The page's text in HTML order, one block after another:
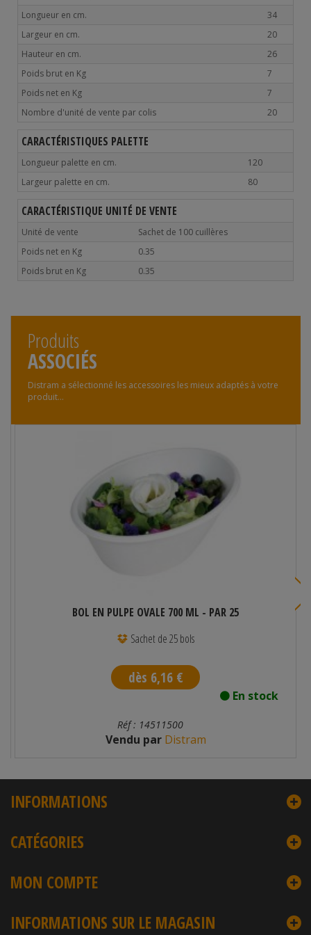
Longueur en cm.
34
Largeur en cm.
20
Hauteur en cm.
26
Poids brut en Kg
7
Poids net en Kg
7
Nombre d'unité de vente par colis
20
CARACTÉRISTIQUES PALETTE
Longueur palette en cm.
120
Largeur palette en cm.
80
CARACTÉRISTIQUE UNITÉ DE VENTE
Unité de vente
Sachet de 100 cuillères
Poids net en Kg
0.35
Poids brut en Kg
0.35
Produits
ASSOCIÉS
Distram a sélectionné les accessoires les mieux adaptés à votre
produit...
BOL EN PULPE OVALE 700 ML - PAR 25
Sachet de 25 bols
dès 6,16 €
En stock
Réf : 14511500
Vendu parDistram
INFORMATIONS
CATÉGORIES
MON COMPTE
INFORMATIONS SUR LE MAGASIN